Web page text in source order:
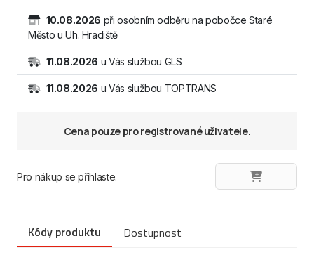
10.08.2026 při osobním odběru na pobočce Staré
Město u Uh. Hradiště
11.08.2026 u Vás službou GLS
11.08.2026 u Vás službou TOPTRANS
Cena pouze pro registrované uživatele.
Pro nákup se přihlaste.
Kódy produktu Dostupnost